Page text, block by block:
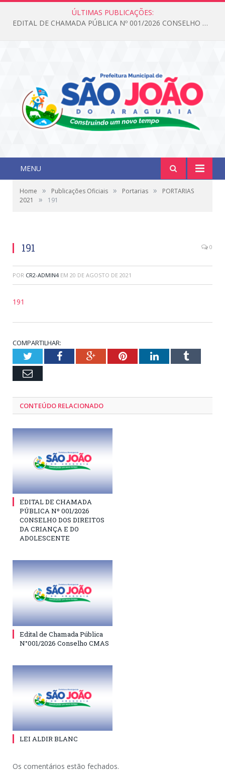
ÚLTIMAS PUBLICAÇÕES:
EDITAL DE CHAMADA PÚBLICA Nº 001/2026 CONSELHO DOS DIREITOS DA CRIANÇA E DO ADOLESCENTE
MENU
Home » Publicações Oficiais » Portarias »
PORTARIAS
2021
» 191
191 0
POR CR2-ADMIN4 EM 20 DE AGOSTO DE 2021
191
COMPARTILHAR:
TwitterFacebookGoogle+PinterestLinkedInTumblr
Email
CONTEÚDO RELACIONADO
EDITAL DE CHAMADA
PÚBLICA Nº 001/2026
CONSELHO DOS DIREITOS
DA CRIANÇA E DO
ADOLESCENTE
Edital de Chamada Pública
N°001/2026 Conselho CMAS
LEI ALDIR BLANC
Os comentários estão fechados.